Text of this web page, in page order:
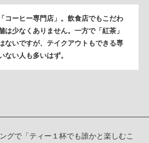
コーヒー専門店」。飲食店でもこだわ
は少なくありません。一方で「紅茶」
いですが、テイクアウトもできる専
ない人も多いはず。
グで「ティー１杯でも誰かと楽しむこ